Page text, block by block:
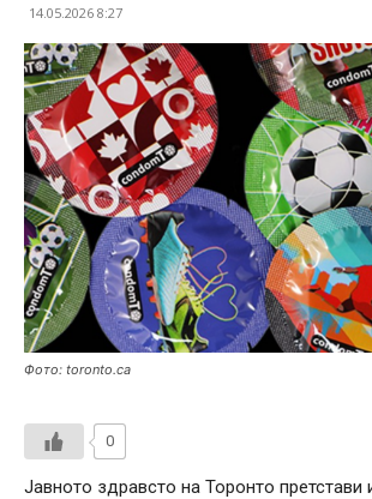
14.05.2026 8:27
Фото: toronto.ca
0
Јавното здравсто на Торонто претстави